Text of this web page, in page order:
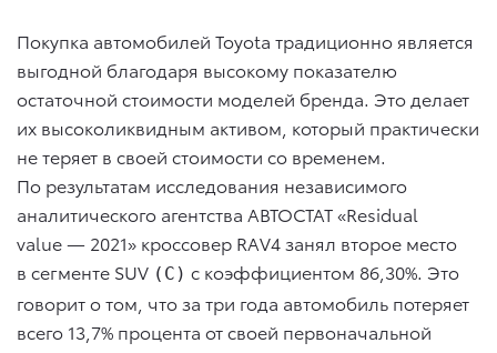
Покупка автомобилей Toyota традиционно является
выгодной благодаря высокому показателю
остаточной стоимости моделей бренда. Это делает
их высоколиквидным активом, который практически
не теряет в своей стоимости со временем.
По результатам исследования независимого
аналитического агентства АВТОСТАТ «Residual
value — 2021» кроссовер RAV4 занял второе место
в сегменте SUV (С) c коэффициентом 86,30%. Это
говорит о том, что за три года автомобиль потеряет
всего 13,7% процента от своей первоначальной